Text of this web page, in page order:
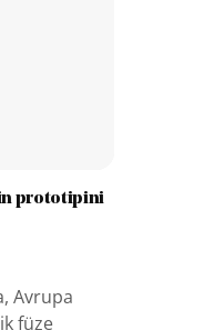
prototipini
Avrupa
füze